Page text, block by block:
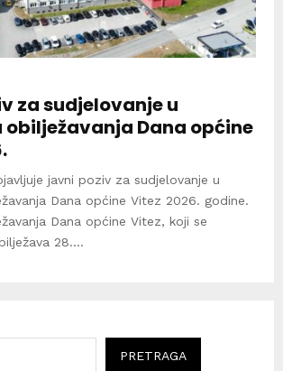
za sudjelovanje u
Dana općine
javni poziv za sudjelovanje u
Dana općine Vitez 2026. godine.
Dana općine Vitez, koji se
28....
PRETRAGA